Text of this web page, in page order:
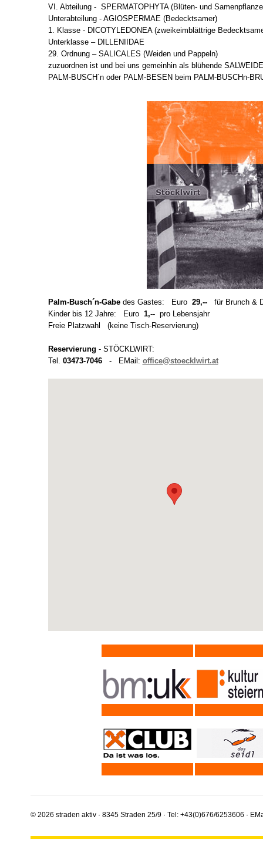
VI. Abteilung - SPERMATOPHYTA (Blüten- und
Unterabteilung - AGIOSPERMAE (Bedecktsamer)
1. Klasse - DICOTYLEDONEA (zweikeimblättrige
Unterklasse – DILLENIIDAE
29. Ordnung – SALICALES (Weiden und Pappeln)
zuzuordnen ist und bei uns gemeinhin als blühende
PALM-BUSCH´n oder PALM-BESEN beim PALM-BUSCHn-
Palm-Busch´n-Gabedes Gastes: Euro 29,--
für Brunch &
Kinder bis 12 Jahre:
Euro 1,--pro Lebensjahr
Freie Platzwahl
(keine Tisch-Reservierung)
Reservierung - STÖCKLWIRT:
Tel. 03473-7046 - EMail: office@stoecklwirt.at
© 2026 straden aktiv · 8345 Straden 25/9 · Tel: +43(0)676/6253606 ·